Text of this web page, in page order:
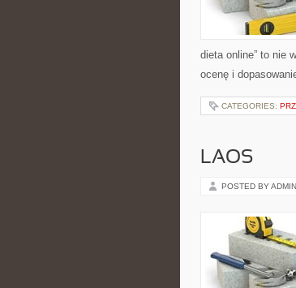
dieta online” to nie
ocenę i
CATEGORIES:
LAOS
POSTED BY ADMIN